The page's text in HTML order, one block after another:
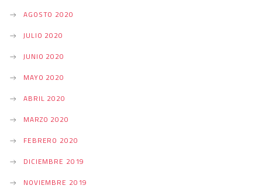
AGOSTO 2020
JULIO 2020
JUNIO 2020
MAYO 2020
ABRIL 2020
MARZO 2020
FEBRERO 2020
DICIEMBRE 2019
NOVIEMBRE 2019